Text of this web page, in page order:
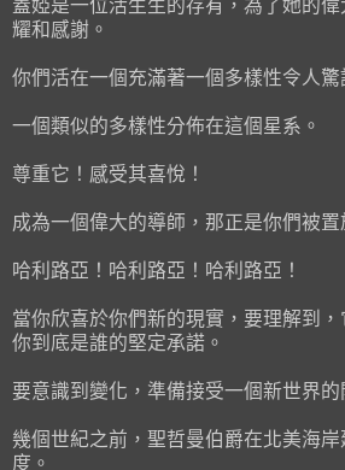
蓋婭是一位活生生的存有，為了她的
耀和感謝。
你們活在一個充滿著一個多樣性令人驚
一個類似的多樣性分佈在這個星系。
尊重它！感受其喜悅！
成為一個偉大的導師，那正是你們被置
哈利路亞！哈利路亞！哈利路亞！
當你欣喜於你們新的現實，要理解到
你到底是誰的堅定承諾。
要意識到變化，準備接受一個新世界的
幾個世紀之前，聖哲曼伯爵在北美海
度。